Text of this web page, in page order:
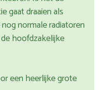
gaat draaien als
normale radiatoren
hoofdzakelijke
een heerlijke grote